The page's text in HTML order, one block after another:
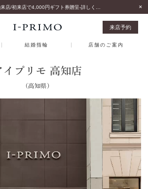
来店予約
結婚指輪 店舗のご案内
イプリモ 高知店
（高知県）